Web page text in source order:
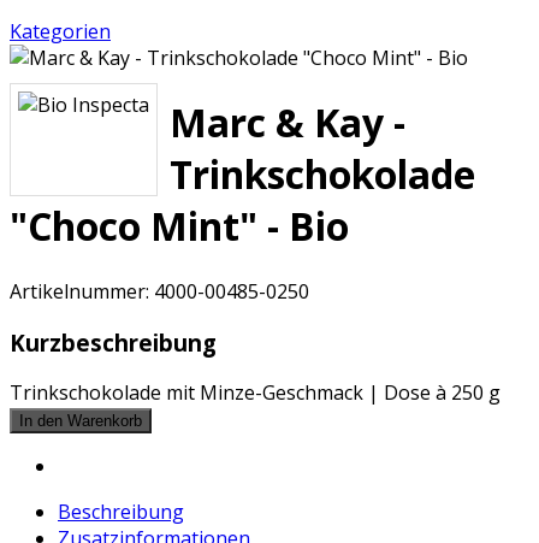
Kategorien
Marc & Kay -
Trinkschokolade
"Choco Mint" - Bio
Artikelnummer: 4000-00485-0250
Kurzbeschreibung
Trinkschokolade mit Minze-Geschmack | Dose à 250 g
Beschreibung